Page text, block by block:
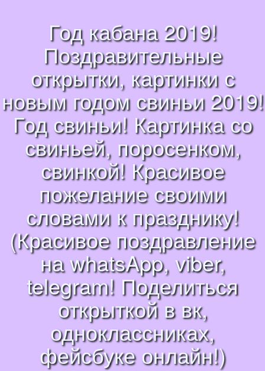
Год кабана 2019!
Поздравительные
открытки, картинки с
новым годом свиньи 2019!
Год свиньи! Картинка со
свиньей, поросенком,
свинкой! Красивое
пожелание своими
словами к празднику!
(Красивое поздравление
на whatsApp, viber,
telegram! Поделиться
открыткой в вк,
одноклассниках,
фейсбуке онлайн!)